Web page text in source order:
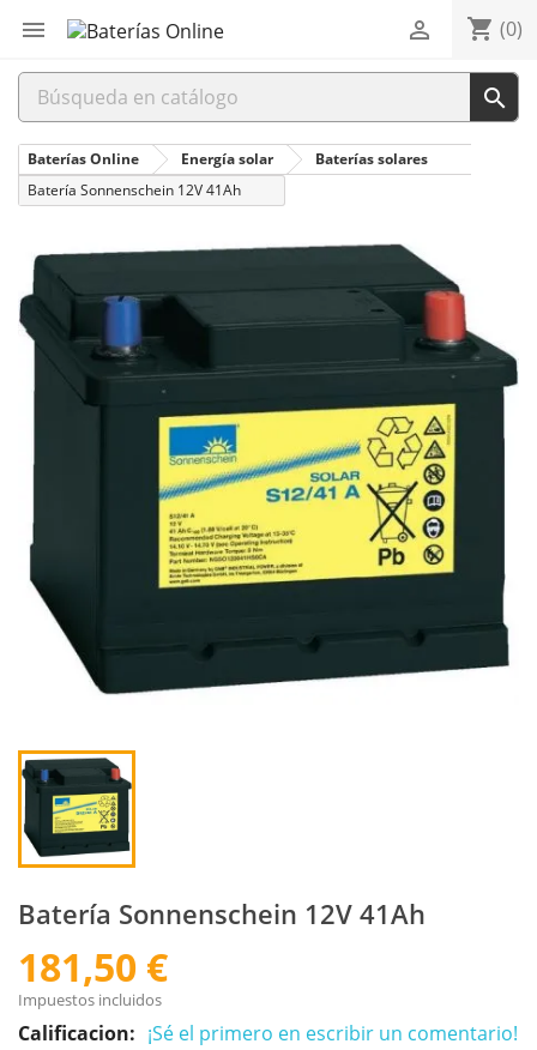
 shopping_cart (0)


Baterías Online Energía solar
Baterías solares
Batería Sonnenschein 12V 41Ah
Batería Sonnenschein 12V 41Ah
181,50 €
Impuestos incluidos
Calificacion: ¡Sé el primero en escribir un comentario!